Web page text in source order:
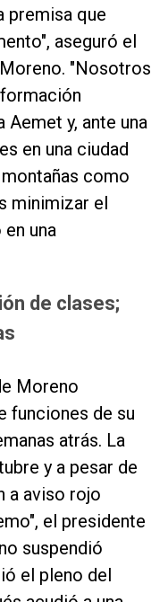
premisa que
aseguró el
"Nosotros
y, ante una
en una ciudad
como
minimizar el
una
de clases;
Moreno
funciones de su
atrás. La
y a pesar de
a aviso rojo
el presidente
suspendió
el pleno del